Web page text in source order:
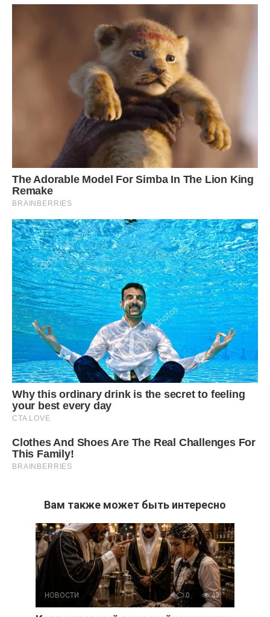
Вам также может быть интересно
НОВОСТИ 0 49